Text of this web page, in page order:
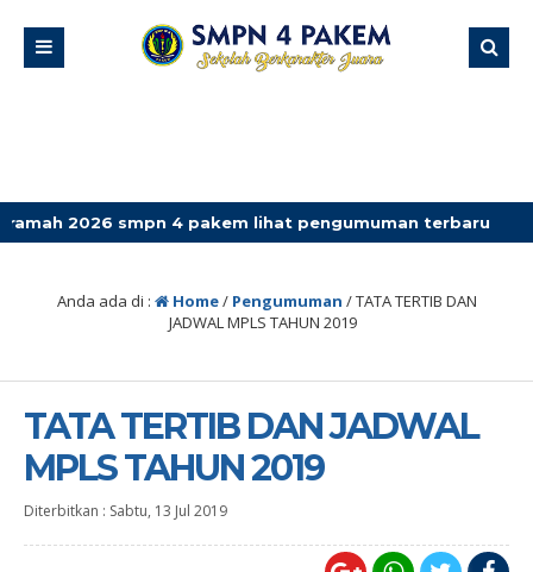
4 pakem lihat pengumuman terbaru
Anda ada di : Home/ Pengumuman /TATA TERTIB DAN
JADWAL MPLS TAHUN 2019
TATA TERTIB DAN JADWAL
MPLS TAHUN 2019
Diterbitkan : Sabtu, 13 Jul 2019